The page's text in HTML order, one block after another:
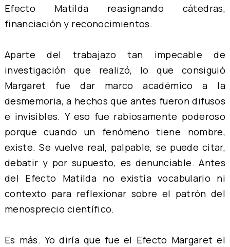
Efecto Matilda reasignando cátedras,
financiación y reconocimientos.
Aparte del trabajazo tan impecable de
investigación que realizó, lo que consiguió
Margaret fue dar marco académico a la
desmemoria, a hechos que antes fueron difusos
e invisibles. Y eso fue rabiosamente poderoso
porque cuando un fenómeno tiene nombre,
existe. Se vuelve real, palpable, se puede citar,
debatir y por supuesto, es denunciable. Antes
del Efecto Matilda no existía vocabulario ni
contexto para reflexionar sobre el patrón del
menosprecio científico.
Es más. Yo diría que fue el Efecto Margaret el